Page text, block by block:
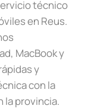
técnico
en Reus.
MacBook y
y
con la
la provincia.